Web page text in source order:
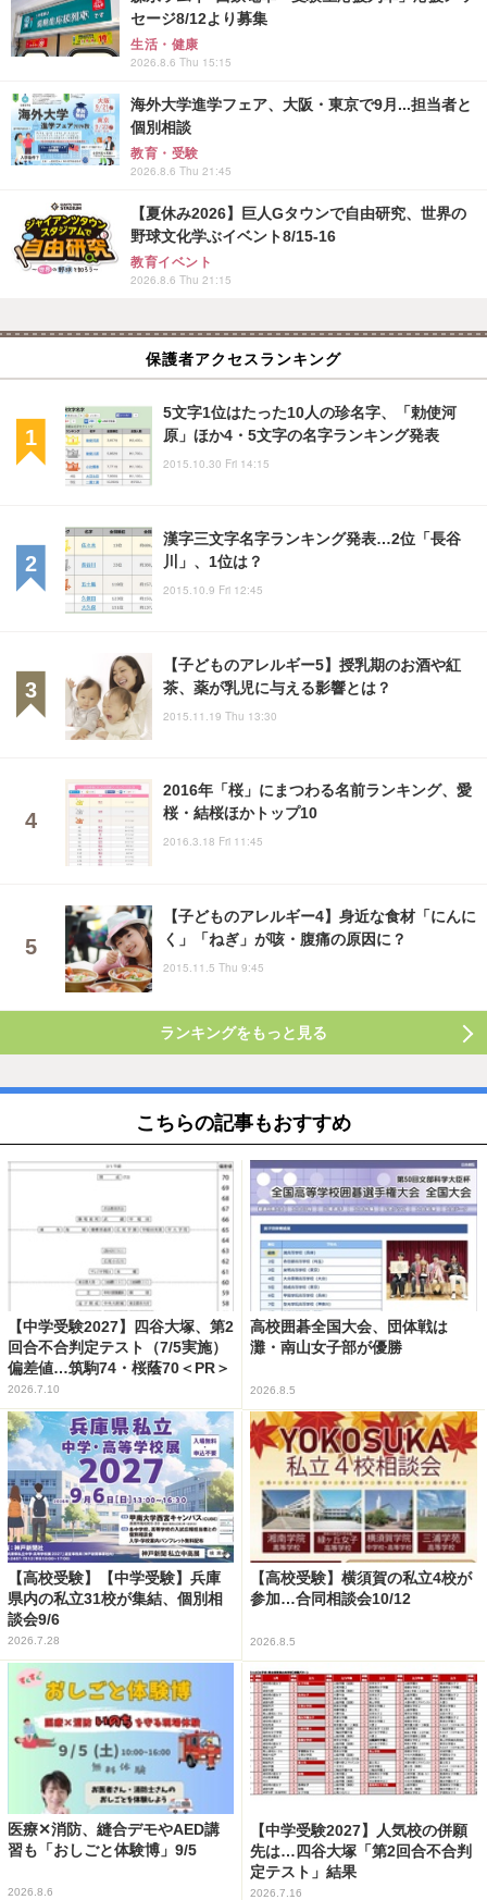
セージ8/12より募集
生活・健康
2026.8.6 Thu 15:15
海外大学進学フェア、大阪・東京で9月...担当者と
個別相談
教育・受験
2026.8.6 Thu 21:45
【夏休み2026】巨人Gタウンで自由研究、世界の
野球文化学ぶイベント8/15-16
教育イベント
2026.8.6 Thu 21:15
保護者アクセスランキング
5文字1位はたった10人の珍名字、「勅使河
原」ほか4・5文字の名字ランキング発表
2015.10.30 Fri 14:15
漢字三文字名字ランキング発表…2位「長谷
川」、1位は？
2015.10.9 Fri 12:45
【子どものアレルギー5】授乳期のお酒や紅
茶、薬が乳児に与える影響とは？
2015.11.19 Thu 13:30
2016年「桜」にまつわる名前ランキング、愛
桜・結桜ほかトップ10
2016.3.18 Fri 11:45
【子どものアレルギー4】身近な食材「にんに
く」「ねぎ」が咳・腹痛の原因に？
2015.11.5 Thu 9:45
ランキングをもっと見る
こちらの記事もおすすめ
【中学受験2027】四谷大塚、第2
回合不合判定テスト（7/5実施）
偏差値…筑駒74・桜蔭70＜PR＞
2026.7.10
高校囲碁全国大会、団体戦は
灘・南山女子部が優勝
2026.8.5
【高校受験】【中学受験】兵庫
県内の私立31校が集結、個別相
談会9/6
2026.7.28
【高校受験】横須賀の私立4校が
参加…合同相談会10/12
2026.8.5
医療✕消防、縫合デモやAED講
習も「おしごと体験博」9/5
2026.8.6
【中学受験2027】人気校の併願
先は…四谷大塚「第2回合不合判
定テスト」結果
2026.7.16